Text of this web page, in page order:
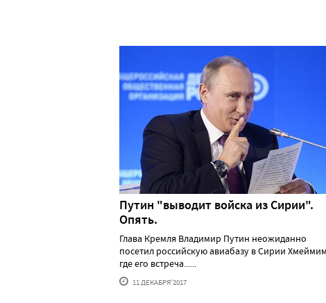
Путин "выводит войска из Сирии".
Опять.
Глава Кремля Владимир Путин неожиданно
посетил российскую авиабазу в Сирии
где его встреча......
11 ДЕКАБРЯ'2017